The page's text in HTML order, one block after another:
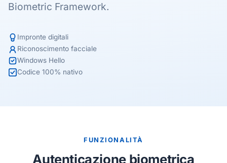
Biometric Framework.
Impronte digitali
Riconoscimento facciale
Windows Hello
Codice 100% nativo
FUNZIONALITÀ
Autenticazione biometrica